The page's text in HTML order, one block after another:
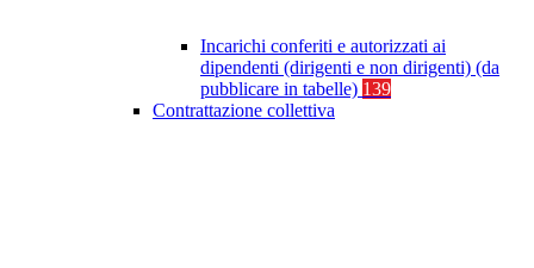
Incarichi conferiti e autorizzati ai
dipendenti (dirigenti e non dirigenti) (da
pubblicare in tabelle) 139
Contrattazione collettiva